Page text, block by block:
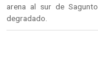
arena al sur de
degradado.